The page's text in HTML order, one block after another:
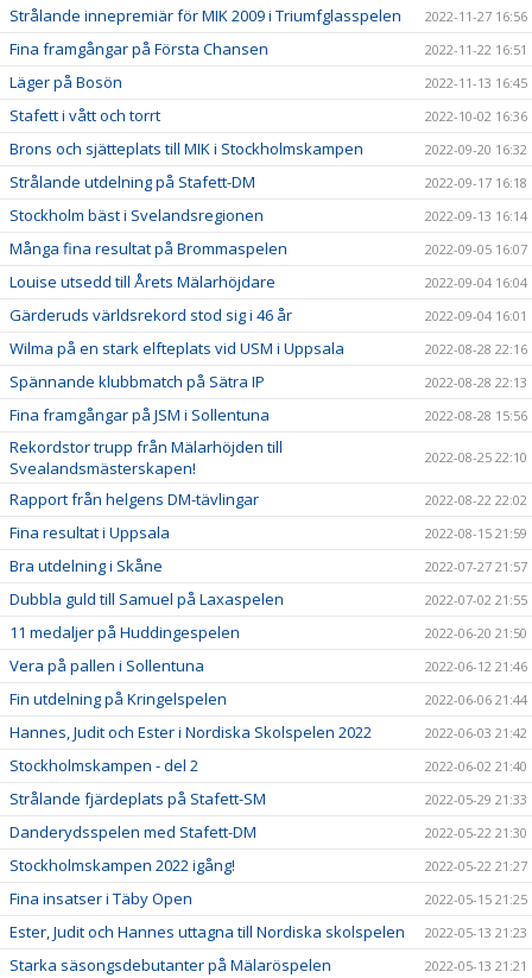
Strålande innepremiär för MIK 2009 i Triumfglasspelen 2022-11-27 16:56
Fina framgångar på Första Chansen 2022-11-22 16:51
Läger på Bosön 2022-11-13 16:45
Stafett i vått och torrt 2022-10-02 16:36
Brons och sjätteplats till MIK i Stockholmskampen 2022-09-20 16:32
Strålande utdelning på Stafett-DM 2022-09-17 16:18
Stockholm bäst i Svelandsregionen 2022-09-13 16:14
Många fina resultat på Brommaspelen 2022-09-05 16:07
Louise utsedd till Årets Mälarhöjdare 2022-09-04 16:04
Gärderuds världsrekord stod sig i 46 år 2022-09-04 16:01
Wilma på en stark elfteplats vid USM i Uppsala 2022-08-28 22:16
Spännande klubbmatch på Sätra IP 2022-08-28 22:13
Fina framgångar på JSM i Sollentuna 2022-08-28 15:56
Rekordstor trupp från Mälarhöjden till
Svealandsmästerskapen!
2022-08-25 22:10
Rapport från helgens DM-tävlingar 2022-08-22 22:02
Fina resultat i Uppsala 2022-08-15 21:59
Bra utdelning i Skåne 2022-07-27 21:57
Dubbla guld till Samuel på Laxaspelen 2022-07-02 21:55
11 medaljer på Huddingespelen 2022-06-20 21:50
Vera på pallen i Sollentuna 2022-06-12 21:46
Fin utdelning på Kringelspelen 2022-06-06 21:44
Hannes, Judit och Ester i Nordiska Skolspelen 2022 2022-06-03 21:42
Stockholmskampen - del 2 2022-06-02 21:40
Strålande fjärdeplats på Stafett-SM 2022-05-29 21:33
Danderydsspelen med Stafett-DM 2022-05-22 21:30
Stockholmskampen 2022 igång! 2022-05-22 21:27
Fina insatser i Täby Open 2022-05-15 21:25
Ester, Judit och Hannes uttagna till Nordiska skolspelen 2022-05-13 21:23
Starka säsongsdebutanter på Mälaröspelen 2022-05-13 21:21